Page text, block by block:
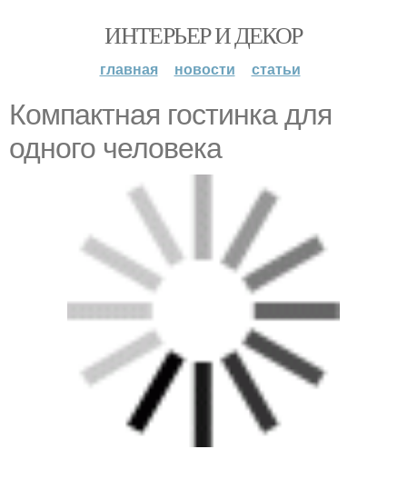
ИНТЕРЬЕР И ДЕКОР
главная новости статьи
Компактная гостинка для
одного человека